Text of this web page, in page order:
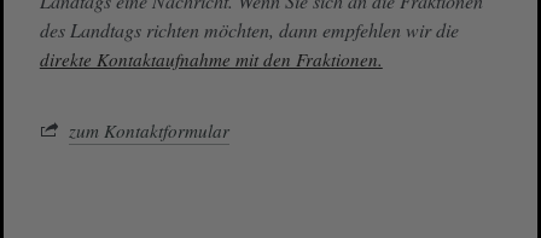
des Landtags richten möchten, dann empfehlen wir die
direkte Kontaktaufnahme mit den Fraktionen.
zum Kontaktformular